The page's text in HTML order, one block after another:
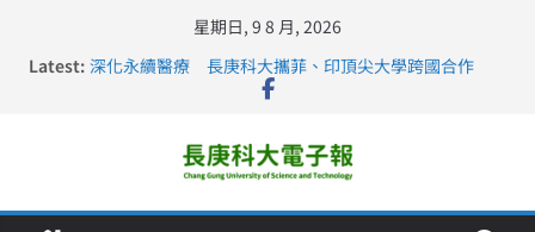
星期日, 9 8 月, 2026
Latest:
長庚科大連四年穩居《遠見》醫學大學第5名 辦學實力再
獲肯定
深化永續醫療 長庚科大攜菲、印頂尖大學跨國合作
跨海築夢 長庚科大赴美直擊健康平權與智慧照護實踐
仁德醫專與長庚科大締結策略聯盟 培育護理尖兵